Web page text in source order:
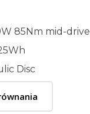
85Nm mid-drive
Disc